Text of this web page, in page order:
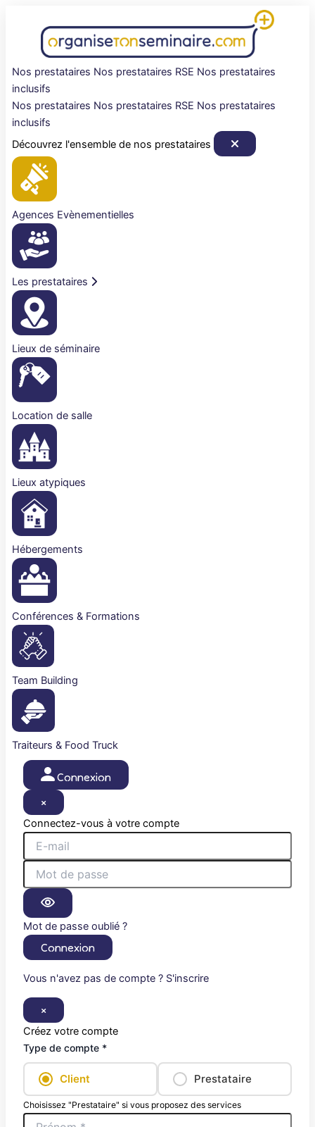
Nos prestataires Nos prestataires RSE Nos prestataires
inclusifs
Nos prestataires Nos prestataires RSE Nos prestataires
inclusifs
Découvrez l'ensemble de nos prestataires
Agences Evènementielles
Les prestataires
Lieux de séminaire
Location de salle
Lieux atypiques
Hébergements
Conférences & Formations
Team Building
Traiteurs & Food Truck
Connexion
×
Connectez-vous à votre compte
Mot de passe oublié ?
Connexion
Vous n'avez pas de compte ? S'inscrire
×
Créez votre compte
Type de compte *
Client Prestataire
Choisissez "Prestataire" si vous proposez des services